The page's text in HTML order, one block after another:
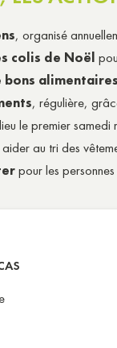
, organisé
colis de Noël
, régulière,
le premier
au tri des
pour les personnes